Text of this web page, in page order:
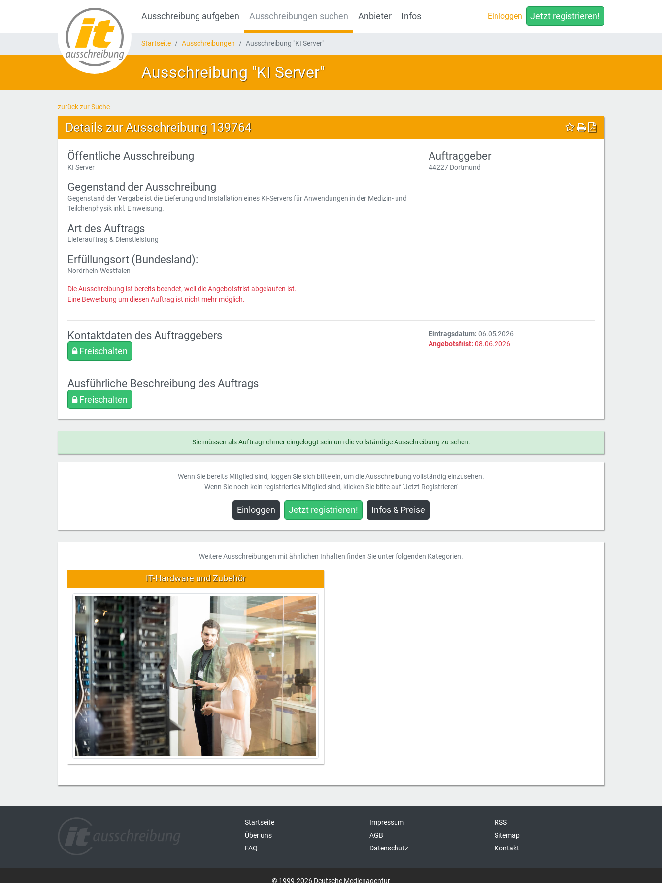
Ausschreibung aufgeben Ausschreibungen suchen Anbieter Infos Einloggen Jetzt registrieren!
Startseite Ausschreibungen Ausschreibung "KI Server"
Ausschreibung "KI Server"
zurück zur Suche
Details zur Ausschreibung 139764
Öffentliche Ausschreibung
KI Server
Gegenstand der Ausschreibung
Gegenstand der Vergabe ist die Lieferung und Installation eines KI-Servers für Anwendungen in der Medizin- und
Teilchenphysik inkl. Einweisung.
Art des Auftrags
Lieferauftrag & Dienstleistung
Erfüllungsort (Bundesland):
Nordrhein-Westfalen
Die Ausschreibung ist bereits beendet, weil die Angebotsfrist abgelaufen ist.
Eine Bewerbung um diesen Auftrag ist nicht mehr möglich.
Auftraggeber
44227 Dortmund
Kontaktdaten des Auftraggebers
Freischalten
Eintragsdatum: 06.05.2026
Angebotsfrist: 08.06.2026
Ausführliche Beschreibung des Auftrags
Freischalten
Sie müssen als Auftragnehmer eingeloggt sein um die vollständige Ausschreibung zu sehen.
Wenn Sie bereits Mitglied sind, loggen Sie sich bitte ein, um die Ausschreibung vollständig einzusehen.
Wenn Sie noch kein registriertes Mitglied sind, klicken Sie bitte auf 'Jetzt Registrieren'
Einloggen Jetzt registrieren! Infos & Preise
Weitere Ausschreibungen mit ähnlichen Inhalten finden Sie unter folgenden Kategorien.
IT-Hardware und Zubehör
Startseite
Über uns
FAQ
Impressum
AGB
Datenschutz
RSS
Sitemap
Kontakt
© 1999-2026 Deutsche Medienagentur